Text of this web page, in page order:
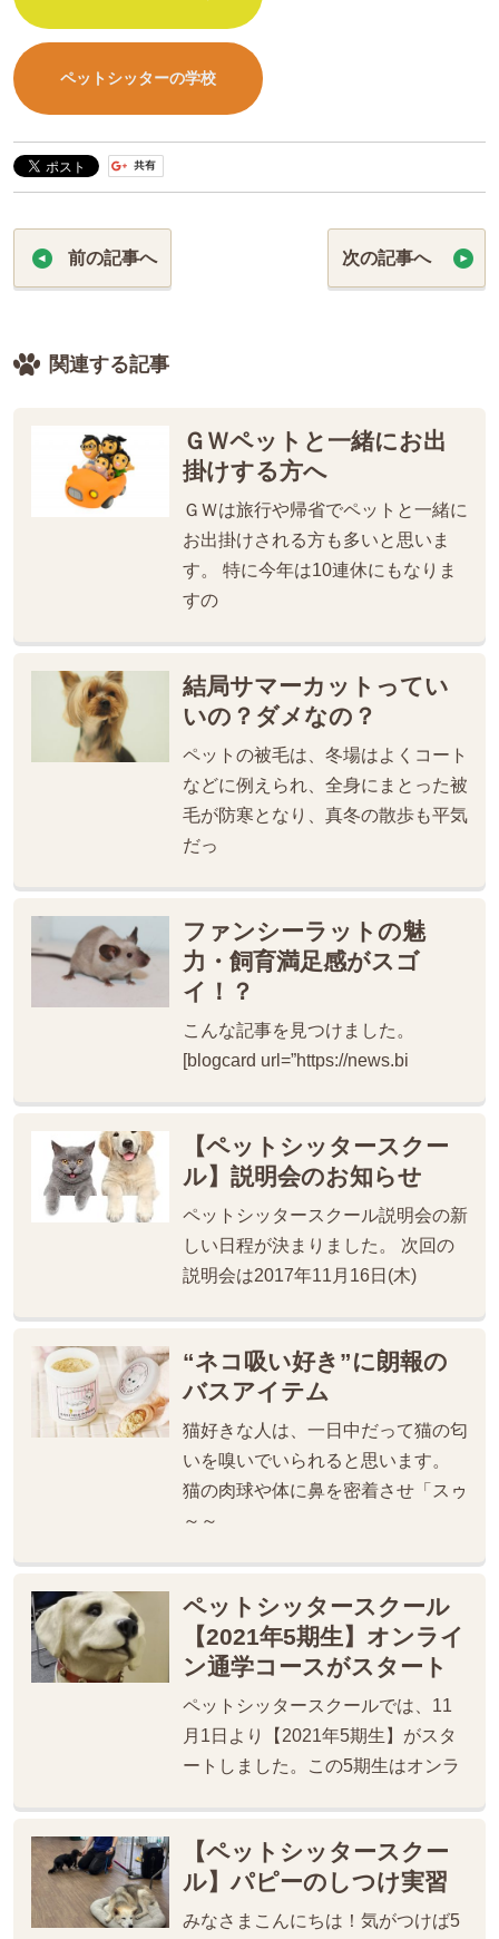
ペットシッターの学校
前の記事へ 次の記事へ
関連する記事
ＧＷペットと一緒にお出
掛けする方へ
ＧＷは旅行や帰省でペットと一緒に
お出掛けされる方も多いと思いま
す。 特に今年は10連休にもなりま
すの
結局サマーカットってい
いの？ダメなの？
ペットの被毛は、冬場はよくコート
などに例えられ、全身にまとった被
毛が防寒となり、真冬の散歩も平気
だっ
ファンシーラットの魅
力・飼育満足感がスゴ
イ！？
こんな記事を見つけました。
[blogcard url=”https://news.bi
【ペットシッタースクー
ル】説明会のお知らせ
ペットシッタースクール説明会の新
しい日程が決まりました。 次回の
説明会は2017年11月16日(木)
“ネコ吸い好き”に朗報の
バスアイテム
猫好きな人は、一日中だって猫の匂
いを嗅いでいられると思います。
猫の肉球や体に鼻を密着させ「スゥ
～～
ペットシッタースクール
【2021年5期生】オンライ
ン通学コースがスタート
ペットシッタースクールでは、11
月1日より【2021年5期生】がスタ
ートしました。この5期生はオンラ
【ペットシッタースクー
ル】パピーのしつけ実習
みなさまこんにちは！気がつけば5